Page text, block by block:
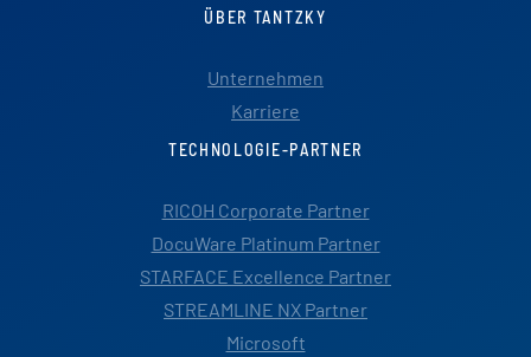
ÜBER TANTZKY
Unternehmen
Karriere
TECHNOLOGIE-PARTNER
RICOH Corporate Partner
DocuWare Platinum Partner
STARFACE Excellence Partner
STREAMLINE NX Partner
Microsoft